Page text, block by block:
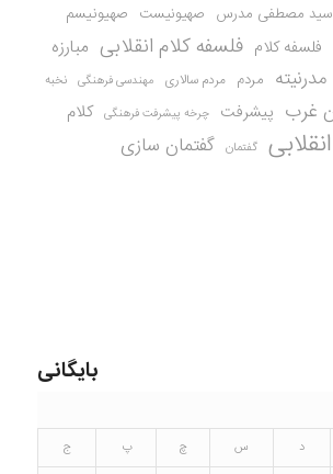
سید مصطفی مدرس صهیونیست صهیونیسم
فلسفه کلام فلسفه کلام انقلابی مبارزه
مدرنیته مردم مردم سالاری مهندسی فرهنگی نخبه
غرب پیشرفت چرخه پیشرفت فرهنگی کلام
گفتمان گفتمان سازی
بایگانی
د س چ پ
ج